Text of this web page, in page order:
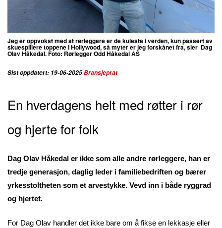
Jeg er oppvokst med at rørleggere er de kuleste i verden, kun passert av
skuespillere toppene i Hollywood, så myter er jeg forskånet fra, sier Dag
Olav Håkedal. Foto: Rørlegger Odd Håkedal AS​​​​​​​
Sist oppdatert: 19-06-2025Bransjeprat
En hverdagens helt med røtter i rør
og hjerte for folk
Dag Olav Håkedal er ikke som alle andre rørleggere, han er
tredje generasjon, daglig leder i familiebedriften og bærer
yrkesstoltheten som et arvestykke. Vevd inn i både ryggrad
og hjertet.
For Dag Olav handler det ikke bare om å fikse en lekkasje eller